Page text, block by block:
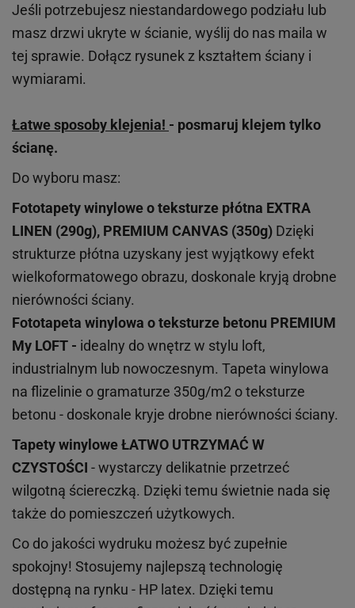
Jeśli potrzebujesz niestandardowego podziału lub
masz drzwi ukryte w ścianie, wyślij do nas maila w
tej sprawie. Dołącz rysunek z kształtem ściany i
wymiarami.
Łatwe sposoby klejenia! - posmaruj klejem tylko
ścianę.
Do wyboru masz:
Fototapety winylowe oteksturze płótna EXTRA
LINEN (290g), PREMIUM CANVAS (350g) Dzięki
strukturze płótna uzyskany jest wyjątkowy efekt
wielkoformatowego obrazu, doskonale kryją drobne
nierówności ściany.
Fototapeta winylowa oteksturze betonu PREMIUM
My LOFT - idealny do wnętrz w stylu loft,
industrialnym lub nowoczesnym. Tapeta winylowa
na flizelinie o gramaturze 350g/m2 o teksturze
betonu - doskonale kryje drobne nierówności ściany.
Tapety winyloweŁATWO UTRZYMAĆ W
CZYSTOŚCI - wystarczy delikatnie przetrzeć
wilgotną ściereczką. Dzięki temu świetnie nada się
także do pomieszczeń użytkowych.
Co do jakości wydruku możesz być zupełnie
spokojny! Stosujemy najlepszą technologię
dostępną na rynku - HP latex. Dzięki temu